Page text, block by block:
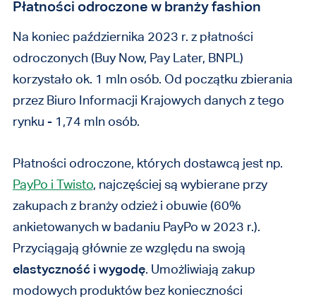
Płatności odroczone w branży fashion
Na koniec października 2023 r. z płatności
odroczonych (Buy Now, Pay Later, BNPL)
korzystało ok. 1 mln osób. Od początku zbierania
przez Biuro Informacji Krajowych danych z tego
rynku - 1,74 mln osób.
Płatności odroczone, których dostawcą jest np.
PayPo i Twisto, najczęściej są wybierane przy
zakupach z branży odzież i obuwie (60%
ankietowanych w badaniu PayPo w 2023 r.).
Przyciągają głównie ze względu na swoją
elastyczność i wygodę. Umożliwiają zakup
modowych produktów bez konieczności